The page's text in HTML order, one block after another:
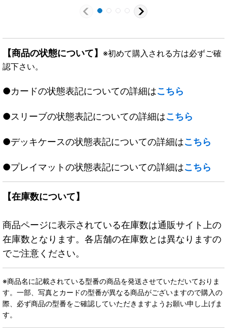
【商品の状態について】 ※初めて購入される方は必ずご確
認下さい。
●カードの状態表記についての詳細はこちら
●スリーブの状態表記についての詳細はこちら
●デッキケースの状態表記についての詳細はこちら
●プレイマットの状態表記についての詳細はこちら
【在庫数について】
商品ページに表示されている在庫数は通販サイト上の
在庫数となります。各店舗の在庫数とは異なりますの
でご注意ください。
※商品名に記載されている型番の商品を発送させていただいておりま
す。一部、写真とカードの型番が異なる商品がございますので購入の
際、必ず商品の型番をご確認していただきますようお願い申し上げま
す。